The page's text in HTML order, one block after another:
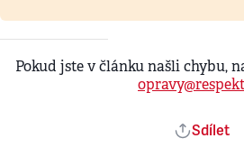
Pokud jste v článku našli chybu,
Sdílet